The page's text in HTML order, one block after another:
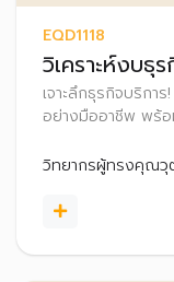
EQD1118
วิเคราะห์งบธุ
เจาะลึกธุรกิจบริกา
อย่างมืออาชีพ พร้อ
ธุรกิจบริการ
วิทยากรผู้ทรงคุณ